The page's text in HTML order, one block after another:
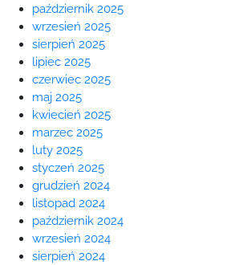
październik 2025
wrzesień 2025
sierpień 2025
lipiec 2025
czerwiec 2025
maj 2025
kwiecień 2025
marzec 2025
luty 2025
styczeń 2025
grudzień 2024
listopad 2024
październik 2024
wrzesień 2024
sierpień 2024